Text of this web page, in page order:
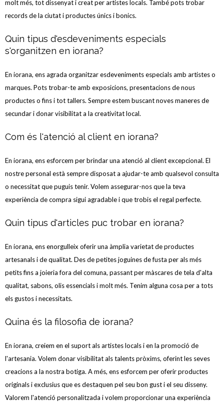
molt més, tot dissenyat i creat per artistes locals. També pots trobar
records de la ciutat i productes únics i bonics.
Quin tipus d'esdeveniments especials
s'organitzen en iorana?
En iorana, ens agrada organitzar esdeveniments especials amb artistes o
marques. Pots trobar-te amb exposicions, presentacions de nous
productes o fins i tot tallers. Sempre estem buscant noves maneres de
secundar i donar visibilitat a la creativitat local.
Com és l'atenció al client en iorana?
En iorana, ens esforcem per brindar una atenció al client excepcional. El
nostre personal està sempre disposat a ajudar-te amb qualsevol consulta
o necessitat que puguis tenir. Volem assegurar-nos que la teva
experiència de compra sigui agradable i que trobis el regal perfecte.
Quin tipus d'articles puc trobar en iorana?
En iorana, ens enorgulleix oferir una àmplia varietat de productes
artesanals i de qualitat. Des de petites joguines de fusta per als més
petits fins a joieria fora del comuna, passant per màscares de tela d'alta
qualitat, sabons, olis essencials i molt més. Tenim alguna cosa per a tots
els gustos i necessitats.
Quina és la filosofia de iorana?
En iorana, creiem en el suport als artistes locals i en la promoció de
l'artesania. Volem donar visibilitat als talents pròxims, oferint les seves
creacions a la nostra botiga. A més, ens esforcem per oferir productes
originals i exclusius que es destaquen pel seu bon gust i el seu disseny.
Valorem l'atenció personalitzada i volem proporcionar una experiència